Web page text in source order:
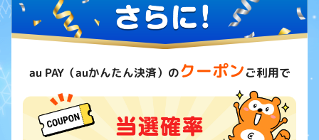
au PAY（auかんたん決済）のクーポンご利用で